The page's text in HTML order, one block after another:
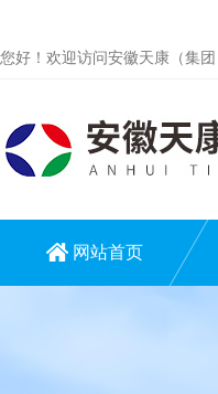
您好！欢迎访问安徽天康（集
网站首页